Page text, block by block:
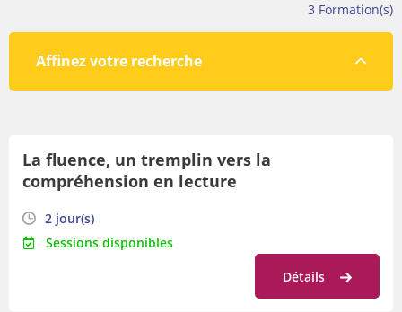
Avant de vous inscrire, veillez à prendre connaissance des
3 Formation(s)
Affinez votre recherche
Par orientation
La fluence, un tremplin vers la
compréhension en lecture
2 jour(s)
Sessions disponibles
Détails